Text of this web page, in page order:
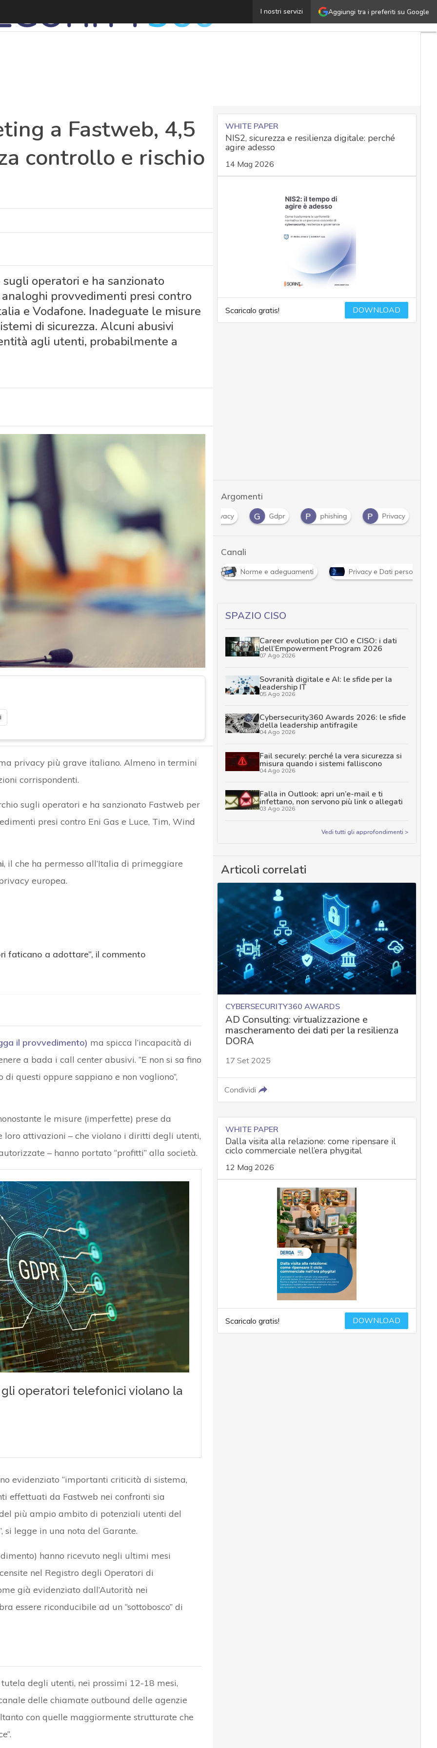
Aggiungi tra i preferiti su Google
I nostri servizi
Sanzione telemarketing a Fastweb, 4,5 milioni: abusivi
a Fastweb, 4,5
controllo e rischio
operatori e ha sanzionato
provvedimenti presi contro
e Vodafone. Inadeguate le misure
di sicurezza. Alcuni abusivi
agli utenti, probabilmente a
privacy più grave italiano. Almeno in termini
corrispondenti.
sugli operatori e ha sanzionato Fastweb per
presi contro Eni Gas e Luce, Tim, Wind
, il che ha permesso all’Italia di primeggiare
europea.
faticano a adottare”, il commento
il provvedimento) ma spicca l’incapacità di
a bada i call center abusivi. “E non si sa fino
questi oppure sappiano e non vogliono”,
le misure (imperfette) prese da
attivazioni – che violano i diritti degli utenti,
– hanno portato “profitti” alla società.
evidenziato “importanti criticità di sistema,
effettuati da Fastweb nei confronti sia
più ampio ambito di potenziali utenti del
si legge in una nota del Garante.
hanno ricevuto negli ultimi mesi
nel Registro degli Operatori di
già evidenziato dall’Autorità nei
essere riconducibile ad un “sottobosco” di
degli utenti, nei prossimi 12-18 mesi,
delle chiamate outbound delle agenzie
con quelle maggiormente strutturate che
WHITE PAPER
NIS2, sicurezza e resilienza digitale: perché
agire adesso
14 Mag 2026
Scaricalo gratis! DOWNLOAD
Argomenti
Garante Privacy G Gdpr P phishing P Privacy
Canali
News, attualità e analisi Cyber sicurezza e privacy Norme e adeguamenti Privacy e Dati personali
SPAZIO CISO
Career evolution per CIO e CISO: i dati
dell’Empowerment Program 2026
07 Ago 2026
Sovranità digitale e AI: le sfide per la
leadership IT
05 Ago 2026
Cybersecurity360 Awards 2026: le sfide
della leadership antifragile
04 Ago 2026
Fail securely: perché la vera sicurezza si
misura quando i sistemi falliscono
04 Ago 2026
Falla in Outlook: apri un’e-mail e ti
infettano, non servono più link o allegati
03 Ago 2026
Vedi tutti gli approfondimenti >
Articoli correlati
CYBERSECURITY360 AWARDS
AD Consulting: virtualizzazione e
mascheramento dei dati per la resilienza
DORA
17 Set 2025
Condividi
WHITE PAPER
Dalla visita alla relazione: come ripensare il
ciclo commerciale nell’era phygital
12 Mag 2026
Scaricalo gratis! DOWNLOAD